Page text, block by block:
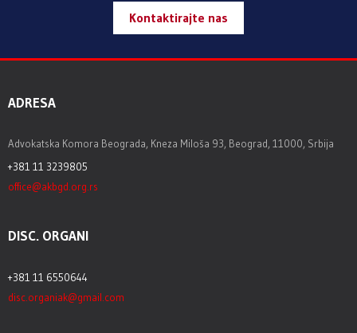
Kontaktirajte nas
ADRESA
Advokatska Komora Beograda, Kneza Miloša 93, Beograd, 11000, Srbija
+381 11 3239805
office@akbgd.org.rs
DISC. ORGANI
+381 11 6550644
disc.organiak@gmail.com